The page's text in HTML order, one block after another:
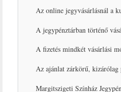
Az online jegyvásárlásnál a
A jegypénztárban történő
A fizetés mindkét vásárlási
Az ajánlat zárkörű, kizárólag
Margitszigeti Színház